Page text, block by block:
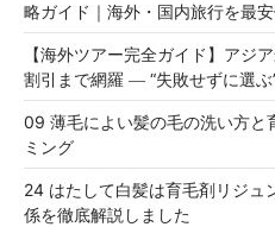
略ガイド｜海外・国内旅行を最
【海外ツアー完全ガイド】アジ
割引まで網羅 ― “失敗せずに選ぶ
09 薄毛によい髪の毛の洗い方と
ミング
24 はたして白髪は育毛剤リジュ
係を徹底解説しました